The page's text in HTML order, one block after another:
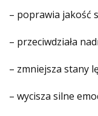
– poprawia jakość
– przeciwdziała
– zmniejsza stany
– wycisza silne